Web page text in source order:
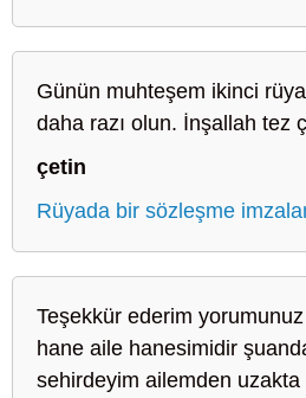
Günün muhteşem ikinci
daha razı olun. İnşallah tez
çetin
Rüyada bir sözleşme
Teşekkür ederim
hane aile hanesimidir
sehirdeyim ailemden uzakta